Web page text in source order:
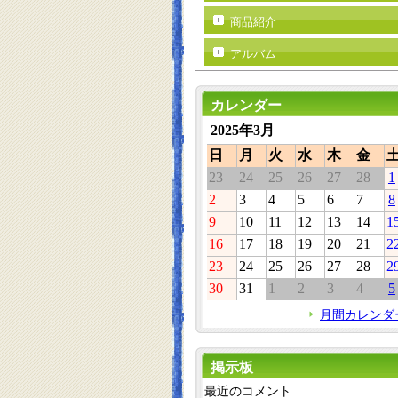
商品紹介
アルバム
カレンダー
2025年3月
日
月 火 水 木 金
23
24 25 26 27 28
1
2
3 4 5 6 7
8
9
10 11 12 13 14
16
17 18 19 20 21
23
24 25 26 27 28
30
31 1 2 3 4 5
月間カレンダ
掲示板
最近のコメント